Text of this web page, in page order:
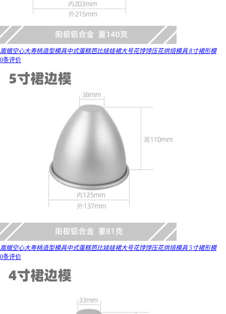
嵩蛾空心大寿桃造型模具中式蛋糕芭比娃娃裙大号花饽饽压花烘焙模具 8寸裙形模
0条评价
嵩蛾空心大寿桃造型模具中式蛋糕芭比娃娃裙大号花饽饽压花烘焙模具 5寸裙形模
0条评价